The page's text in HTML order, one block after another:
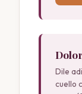
Dile
cuello